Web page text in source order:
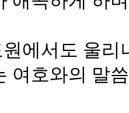
에서도 울
여호와의 말